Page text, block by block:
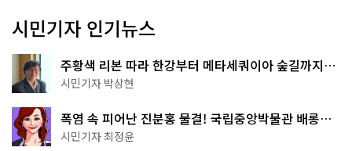
시민기자 인기뉴스
주황색 리본 따라 한강부터 메타세쿼이아 숲길까지…
서울둘레길 15코스
시민기자 박상현
폭염 속 피어난 진분홍 물결! 국립중앙박물관 배롱나
무 명소
시민기자 최정윤